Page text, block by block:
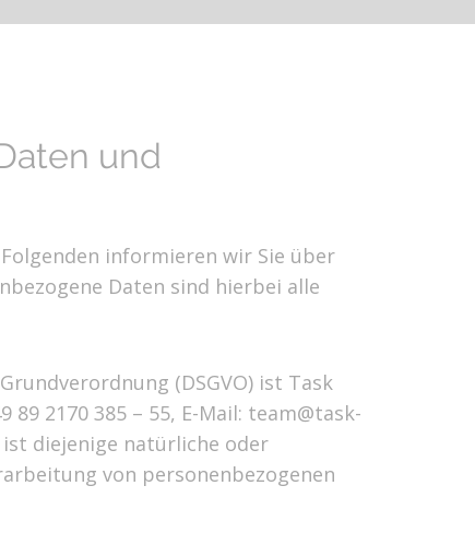
und
informieren wir Sie über
Daten sind hierbei alle
(DSGVO) ist Task
89 2170 385 – 55, E-Mail: team@task-
diejenige natürliche oder
von personenbezogenen